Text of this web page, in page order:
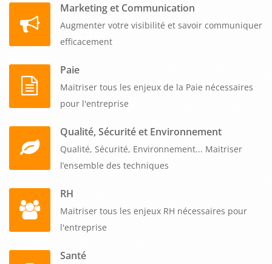
Marketing et Communication
Augmenter votre visibilité et savoir communiquer
efficacement
Paie
Maitriser tous les enjeux de la Paie nécessaires
pour l'entreprise
Qualité, Sécurité et Environnement
Qualité, Sécurité, Environnement... Maitriser
l’ensemble des techniques
RH
Maitriser tous les enjeux RH nécessaires pour
l'entreprise
Santé